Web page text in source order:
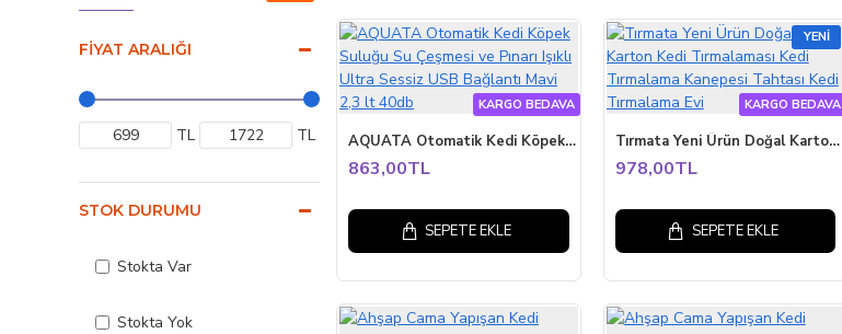
FIYAT ARALIĞI
TL TL
STOK DURUMU
Stokta Var
Stokta Yok
KARGO BEDAVA
AQUATA Otomatik Kedi Köpek Suluğu Su Çeşmesi ve Pınarı Işıklı Ultra Sessiz USB Bağlantı Mavi 2,3 lt 40db
863,00TL
SEPETE EKLE
YENI
KARGO BEDAVA
Tırmata Yeni Ürün Doğal Karton Kedi Tırmalaması Kedi Tırmalama Kanepesi Tahtası Kedi Tırmalama Evi
978,00TL
SEPETE EKLE